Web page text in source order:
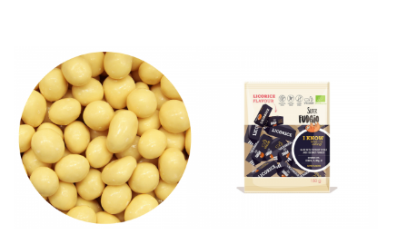
tuotteella
on
useampi
muunnelma.
Voit
tehdä
valinnat